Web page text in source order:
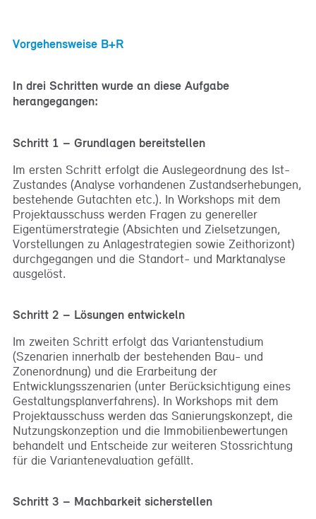
Vorgehensweise B+R
In drei Schritten wurde an diese Aufgabe
herangegangen:
Schritt 1 – Grundlagen bereitstellen
Im ersten Schritt erfolgt die Auslegeordnung des Ist-
Zustandes (Analyse vorhandenen Zustandserhebungen,
bestehende Gutachten etc.). In Workshops mit dem
Projektausschuss werden Fragen zu genereller
Eigentümerstrategie (Absichten und Zielsetzungen,
Vorstellungen zu Anlagestrategien sowie Zeithorizont)
durchgegangen und die Standort- und Marktanalyse
ausgelöst.
Schritt 2 – Lösungen entwickeln
Im zweiten Schritt erfolgt das Variantenstudium
(Szenarien innerhalb der bestehenden Bau- und
Zonenordnung) und die Erarbeitung der
Entwicklungsszenarien (unter Berücksichtigung eines
Gestaltungsplanverfahrens). In Workshops mit dem
Projektausschuss werden das Sanierungskonzept, die
Nutzungskonzeption und die Immobilienbewertungen
behandelt und Entscheide zur weiteren Stossrichtung
für die Variantenevaluation gefällt.
Schritt 3 – Machbarkeit sicherstellen